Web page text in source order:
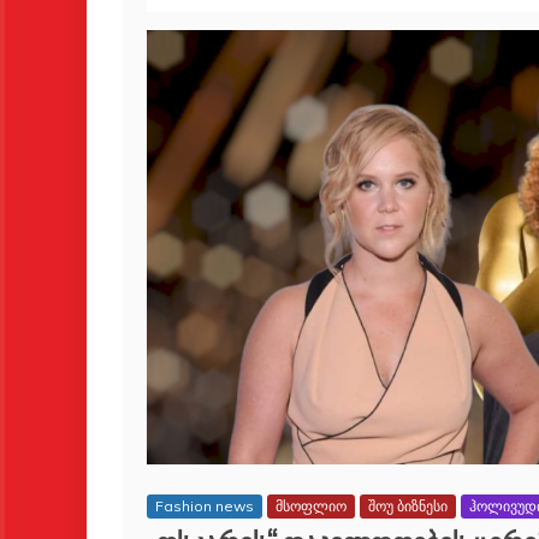
Fashion news მსოფლიო შოუ ბიზნესი